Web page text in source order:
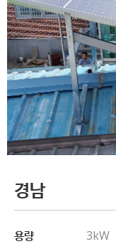
경남
용량
3kW